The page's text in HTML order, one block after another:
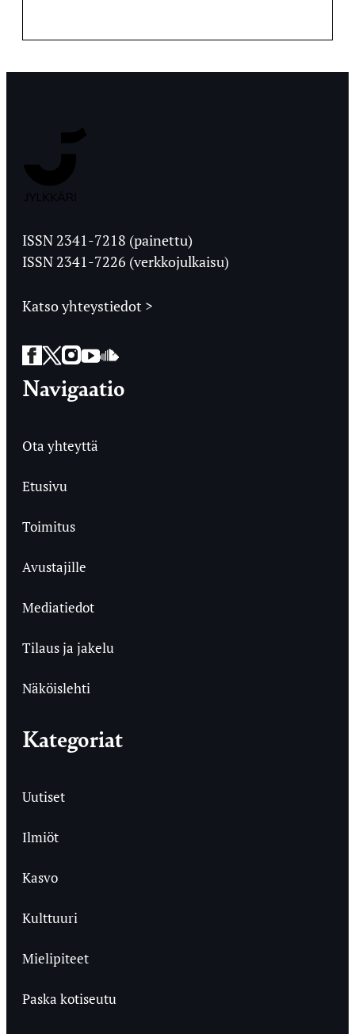
Ylioppilaslehti
ISSN 2341-7218 (painettu)
ISSN 2341-7226 (verkkojulkaisu)
Katso yhteystiedot >
Facebook
Twitter
Instagram
YouTube
SoundCloud
Navigaatio
Ota yhteyttä
Etusivu
Toimitus
Avustajille
Mediatiedot
Tilaus ja jakelu
Näköislehti
Kategoriat
Uutiset
Ilmiöt
Kasvo
Kulttuuri
Mielipiteet
Paska kotiseutu